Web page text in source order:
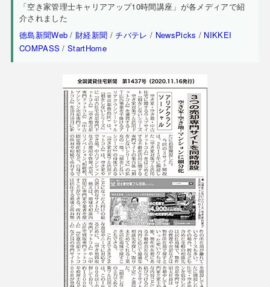
「空き家管理士キャリアアップ10時間講座」が各メディアで紹
介されました
徳島新聞Web / 財経新聞 /チバテレ / NewsPicks / NIKKEI
COMPASS /StartHome